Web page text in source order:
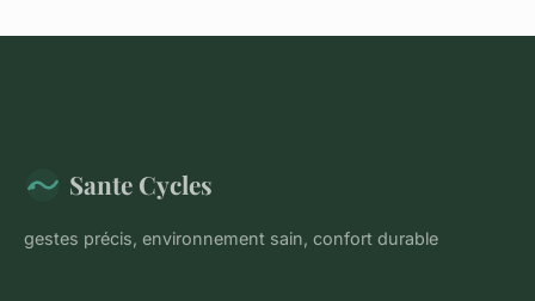
Sante Cycles
gestes précis, environnement sain, confort durable